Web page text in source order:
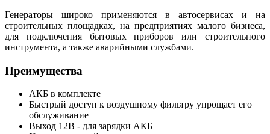
Генераторы широко применяются в автосервисах и на
строительных площадках, на предприятиях малого бизнеса,
для подключения бытовых приборов или строительного
инструмента, а также аварийными службами.
Преимущества
АКБ в комплекте
Быстрый доступ к воздушному фильтру упрощает его
обслуживание
Выход 12В - для зарядки АКБ